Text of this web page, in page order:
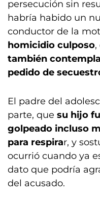
persecución sin
habría habido un
conductor de la
homicidio culposo
también
pedido de
El padre del
parte, que su hijo
golpeado incluso
para respirar, y
ocurrió cuando ya
dato que podría
del acusado.